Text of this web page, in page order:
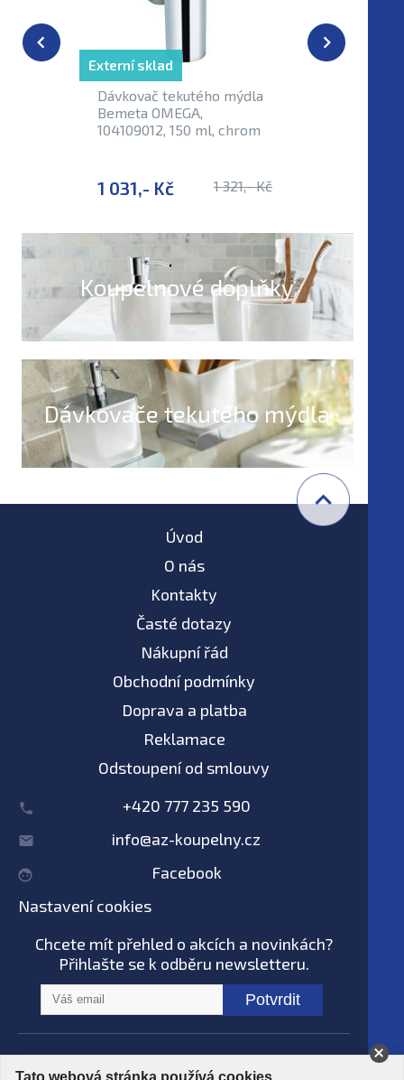
Dávkovač tekutého mýdla
Bemeta OMEGA,
104109012, 150 ml, chrom
1 031,- Kč 1 321,- Kč
Externí sklad Externí
Koupelnové doplňky
Dávkovače tekutého mýdla
Úvod
O nás
Kontakty
Časté dotazy
Nákupní řád
Obchodní podmínky
Doprava a platba
Reklamace
Odstoupení od smlouvy
+420 777 235 590
info@az-koupelny.cz
Facebook
Nastavení cookies
Chcete mít přehled o akcích a novinkách?
Přihlašte se k odběru newsletteru.
Potvrdit